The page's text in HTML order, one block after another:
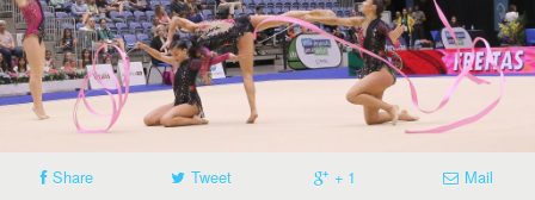
Share Tweet + 1 Mail